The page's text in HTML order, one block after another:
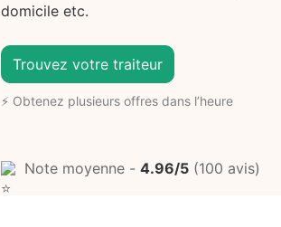
domicile etc.
Trouvez votre traiteur
⚡ Obtenez plusieurs offres dans l’heure
Note moyenne - 4.96/5 (100 avis)